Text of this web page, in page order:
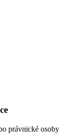
právnické osoby